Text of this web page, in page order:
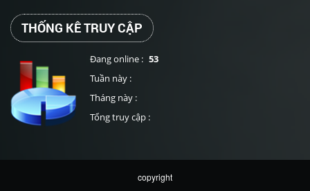
THỐNG KÊ TRUY CẬP
Đang online : 53
Tuần này :
Tháng này :
Tổng truy cập :
copyright